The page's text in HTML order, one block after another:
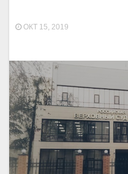
ОКТ 15, 2019